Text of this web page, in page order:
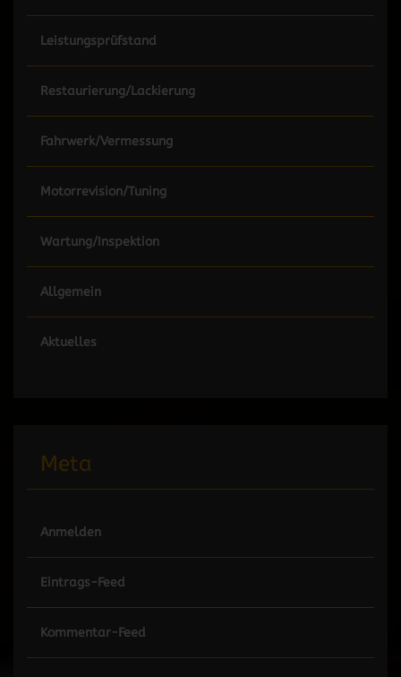
Leistungsprüfstand
Restaurierung/Lackierung
Fahrwerk/Vermessung
Motorrevision/Tuning
Wartung/Inspektion
Allgemein
Aktuelles
Meta
Anmelden
Eintrags-Feed
Kommentar-Feed